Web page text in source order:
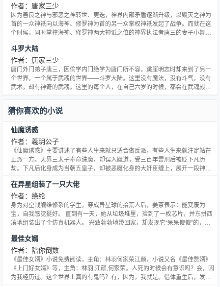
作者：唐家三少
因为善良之神与邪恶之神转世、更迭，神界内部矛盾逐渐升级，以毁灭之神为
首的一众神祇向以海神、修罗神为首的另一众掌权神祇发起了战争。而就在这
个时候，同时掌控海神、修罗神两大神诋之位的神界执法者唐三的妻子小舞却
危机即将到来，这危机又是什么呢？神界传说，是拙作斗罗大陆II绝世唐门之
后，一部承上启下的神界故事，在这里，大家会看到很多熟悉的身影。同时，
这一部神界传说，也是斗罗大陆III龙王传说的前传。
斗罗大陆
作者：唐家三少
唐门外门弟子唐三，因偷学内门绝学为唐门所不容，跳崖明志时却来到了另一
个世界。一个属于武魂的世界——斗罗大陆。这里没有魔法，没有斗气，没有
武术，却有神奇的武魂。这里的每个人，在自己六岁的时候，都会在武魂殿中
大也是最重要的职业——魂师。当唐门暗器来到斗罗大陆，当唐三武魂觉醒。
他能否在这片武魂的世界重塑唐门辉煌？
猜你喜欢的小说
仙魔诱惑
作者：羲玥公子
《仙魔诱惑》主要讲述了有些人生来就只适合做反派，有些人生来就注定站在
正派一方。天界三太子奉命诛魔，却误入魔道，受三百年雷刑后被贬下凡历
劫。下凡后化身成为当朝五皇子，却被恶魔化身的大奸臣缠上，展开一段神仙
受。
在异星组装了一只大佬
作者：绦纶
身为对空战舰维修系的学生，穿成异星球的拾荒人后，姜茶表示：能变废为
宝，自我感觉挺好。 直到有一天，她从垃圾堆里，捡到了一枚芯片，并东拼西
凑地组装出了个仿真机器人。 兴致勃勃地带回家，却发现它“呆呆傻傻”的，连
然是某个破坏力超强，已经陨落上亿年的大佬。 ——“我的家乡是颗水蓝色的
星球，那里有我喜欢的少年，他的名字叫崇渊。” ——“姜茶，银河系已经陨
落，崇渊上将也是。” ——“我知道啊，可我还是喜欢。” ** 同舰队一起灰飞烟
灭时，崇渊曾在心底默念—— 如果有再次醒来的一天，他会捏断每个星际联盟
人的脖子。 结果再睁眼时，他发现自己变成了一只劣质机器人。 组装他的，是
最佳女婿
作者：陪你倒数
《最佳女婿》小说免费阅读，主角：林羽何家荣江颜，小说又名《最佳赘婿》
《上门好女婿》等，主角：林羽,江颜,何家荣。人死的时候会有意识吗？会，因
为我经历过。这个世界上真的有鬼吗？有，因为，我就是。借体重生后，发现